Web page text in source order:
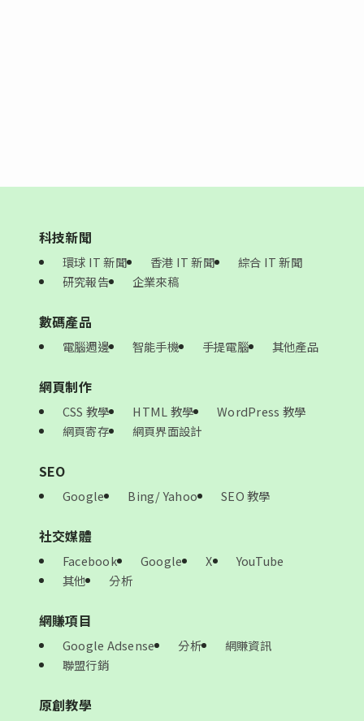
科技新聞
環球 IT 新聞 香港 IT 新聞
綜合 IT 新聞
研究報告
企業來稿
數碼產品
電腦週邊 智能手機 手提電腦 其他產品
網頁制作
CSS 教學 HTML 教學
WordPress 教學
網頁寄存
網頁界面設計
SEO
Google Bing/ Yahoo SEO 教學
社交媒體
Facebook Google X
YouTube
其他
分析
網賺項目
Google Adsense 分析
網賺資訊
聯盟行銷
原創教學